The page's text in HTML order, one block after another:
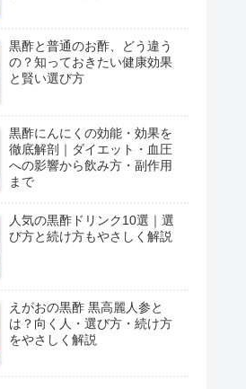
黒酢と普通のお酢、どう違う
の？知っておきたい健康効果
と賢い選び方
黒酢にんにくの効能・効果を
徹底解剖｜ダイエット・血圧
への影響から飲み方・副作用
まで
人気の黒酢ドリンク10選｜選
び方と続け方もやさしく解説
えがおの黒酢 黒高麗人参と
は？向く人・選び方・続け方
をやさしく解説